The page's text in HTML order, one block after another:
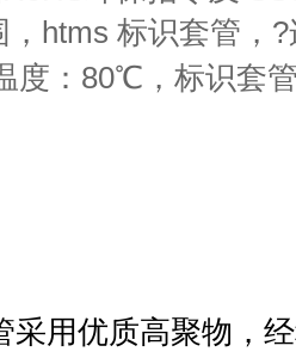
，htms 标识套管，
度：80℃，标识套
采用优质高聚物，